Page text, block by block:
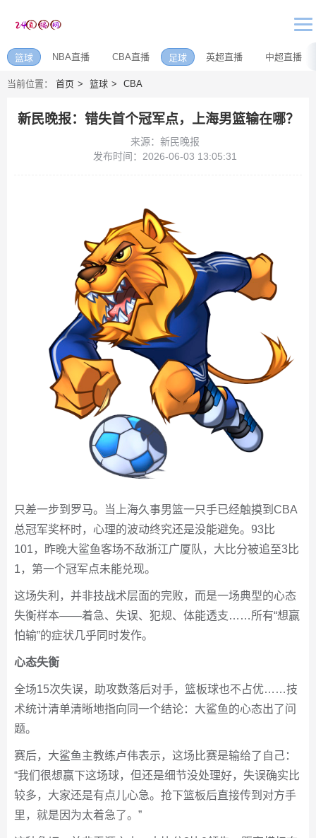
篮球 NBA直播 CBA直播 足球 英超直播 中超直播
当前位置： 首页 篮球 CBA
新民晚报：错失首个冠军点，上海男篮输在哪？
来源：新民晚报
发布时间：2026-06-03 13:05:31
只差一步到罗马。当上海久事男篮一只手已经触摸到CBA
总冠军奖杯时，心理的波动终究还是没能避免。93比
101，昨晚大鲨鱼客场不敌浙江广厦队，大比分被追至3比
1，第一个冠军点未能兑现。
这场失利，并非技战术层面的完败，而是一场典型的心态
失衡样本——着急、失误、犯规、体能透支……所有“想赢
怕输”的症状几乎同时发作。
心态失衡
全场15次失误，助攻数落后对手，篮板球也不占优……技
术统计清单清晰地指向同一个结论：大鲨鱼的心态出了问
题。
赛后，大鲨鱼主教练卢伟表示，这场比赛是输给了自己：
“我们很想赢下这场球，但还是细节没处理好，失误确实比
较多，大家还是有点儿心急。抢下篮板后直接传到对方手
里，就是因为太着急了。”